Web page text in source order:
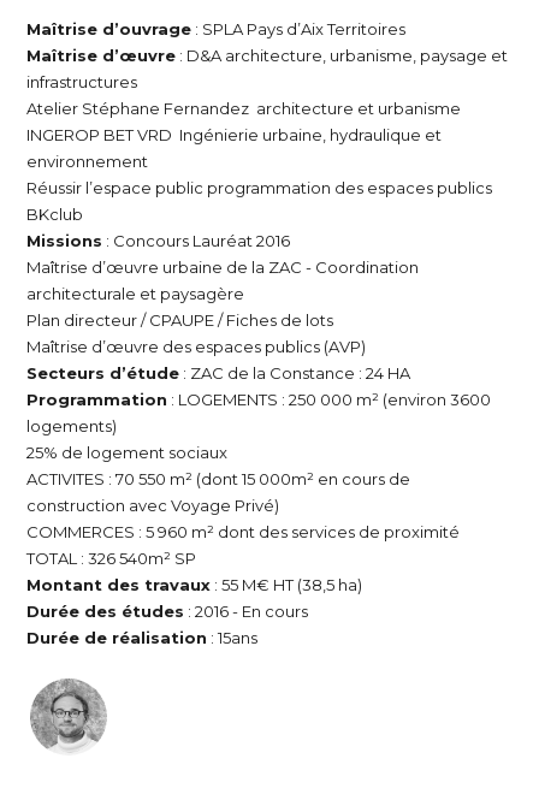
Maîtrise d’ouvrage : SPLA Pays d’Aix Territoires
Maîtrise d’œuvre : D&A architecture, urbanisme, paysage et
infrastructures
Atelier Stéphane Fernandez architecture et urbanisme
INGEROP BET VRD Ingénierie urbaine, hydraulique et
environnement
Réussir l’espace public programmation des espaces publics
BKclub
Missions : Concours Lauréat 2016
Maîtrise d’œuvre urbaine de la ZAC - Coordination
architecturale et paysagère
Plan directeur / CPAUPE / Fiches de lots
Maîtrise d’œuvre des espaces publics (AVP)
Secteurs d’étude : ZAC de la Constance : 24 HA
Programmation : LOGEMENTS : 250 000 m² (environ 3600
logements)
25% de logement sociaux
ACTIVITES : 70 550 m² (dont 15 000m² en cours de
construction avec Voyage Privé)
COMMERCES : 5 960 m² dont des services de proximité
TOTAL : 326 540m² SP
Montant des travaux : 55 M€ HT (38,5 ha)
Durée des études : 2016 - En cours
Durée de réalisation : 15ans